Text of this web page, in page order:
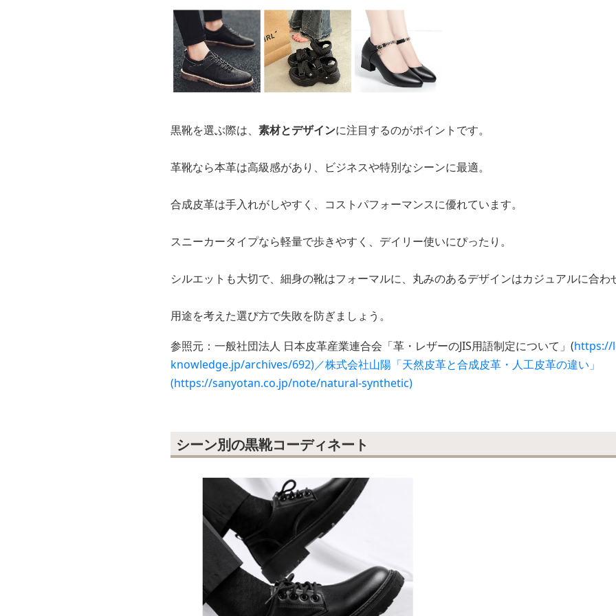
黒靴を選ぶ際は、 素材とデザインに注目するのがポイントです。
革靴なら本革は高級感があり、ビジネスや特別なシーンに最適。
合成皮革は手入れがしやすく、コストパフォーマンスに優れています。
スニーカータイプなら軽量で歩きやすく、デイリー使いにぴったり。
シルエットも大切で、細身の靴はフォーマルに、丸みのあるデザインはカジュアルに合わ
用途を考えた選び方で失敗を防ぎましょう。
参照元：一般社団法人 日本皮革産業連合会「革・レザーのJIS用語制定について」(https://
knowledge.jp/archives/692)／株式会社山陽「天然皮革と合成皮革・人工皮革の違い」
(https://sanyotan.co.jp/note/natural-synthetic)
シーン別の黒靴コーディネート